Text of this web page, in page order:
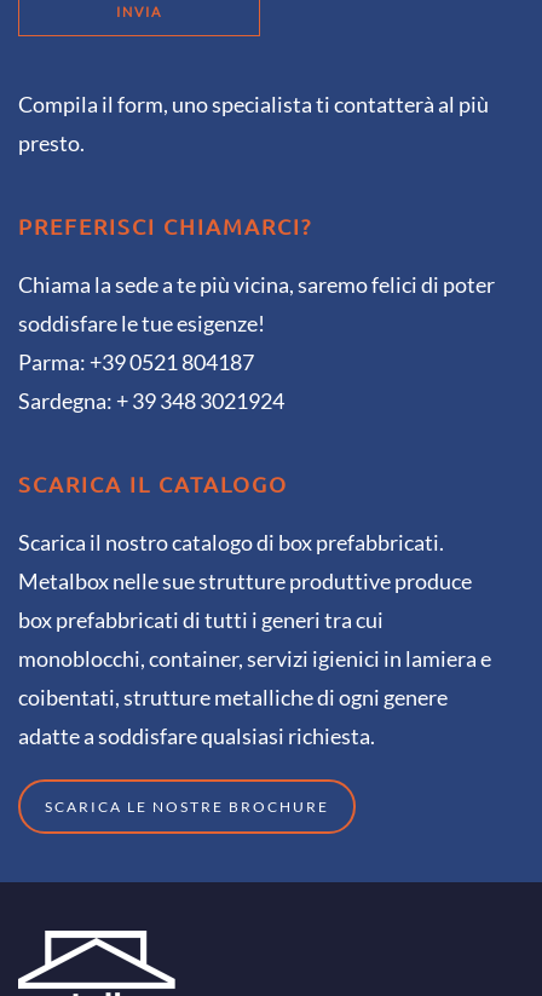
Compila il form, uno specialista ti contatterà al più
presto.
PREFERISCI CHIAMARCI?
Chiama la sede a te più vicina, saremo felici di poter
soddisfare le tue esigenze!
Parma: +39 0521 804187
Sardegna: + 39 348 3021924
SCARICA IL CATALOGO
Scarica il nostro catalogo di box prefabbricati.
Metalbox nelle sue strutture produttive produce
box prefabbricati di tutti i generi tra cui
monoblocchi, container, servizi igienici in lamiera e
coibentati, strutture metalliche di ogni genere
adatte a soddisfare qualsiasi richiesta.
SCARICA LE NOSTRE BROCHURE